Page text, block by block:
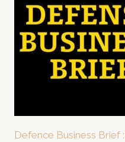
Defence Business Brief